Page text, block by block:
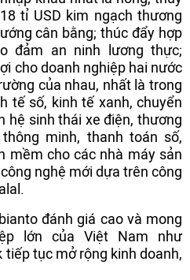
tỉ USD kim ngạch thương
cân bằng; thúc đẩy hợp
đảm an ninh lương thực;
cho doanh nghiệp hai nước
của nhau, nhất là trong
tế số, kinh tế xanh, chuyển
hệ sinh thái xe điện, thương
minh, thanh toán số,
mềm cho các nhà máy sản
nghệ mới dựa trên công
đánh giá cao và mong
lớn của Việt Nam như
tiếp tục mở rộng kinh doanh,